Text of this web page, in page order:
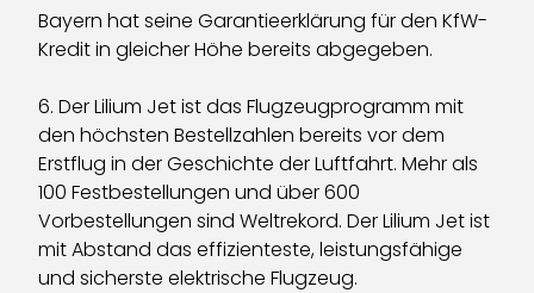
Bayern hat seine Garantieerklärung für den KfW-
Kredit in gleicher Höhe bereits abgegeben.
6. Der Lilium Jet ist das Flugzeugprogramm mit
den höchsten Bestellzahlen bereits vor dem
Erstflug in der Geschichte der Luftfahrt. Mehr als
100 Festbestellungen und über 600
Vorbestellungen sind Weltrekord. Der Lilium Jet ist
mit Abstand das effizienteste, leistungsfähige
und sicherste elektrische Flugzeug.